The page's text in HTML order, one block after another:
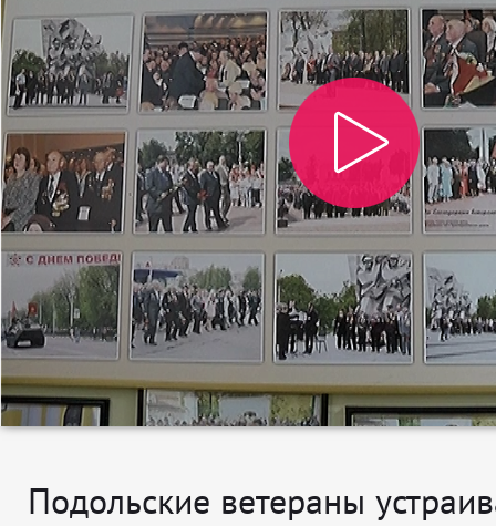
Подольские ветераны